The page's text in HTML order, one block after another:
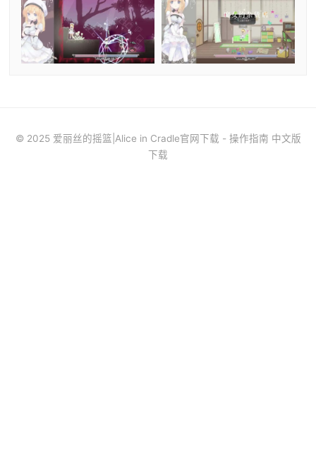
© 2025 爱丽丝的摇篮|Alice in Cradle官网下载 - 操作指南 中文版
下载